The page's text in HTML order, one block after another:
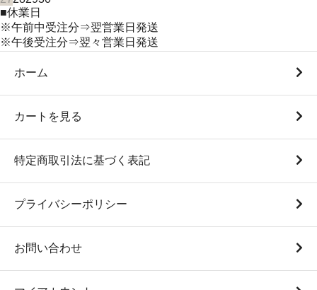
■休業日
※午前中受注分⇒翌営業日発送
※午後受注分⇒翌々営業日発送
ホーム
カートを見る
特定商取引法に基づく表記
プライバシーポリシー
お問い合わせ